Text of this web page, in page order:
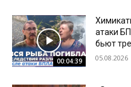
00:04:39
атаки
бьют
05.08.2026